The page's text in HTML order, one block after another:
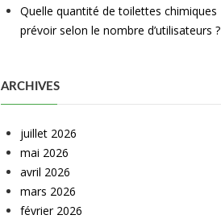
Quelle quantité de toilettes chimiques
prévoir selon le nombre d’utilisateurs ?
ARCHIVES
juillet 2026
mai 2026
avril 2026
mars 2026
février 2026